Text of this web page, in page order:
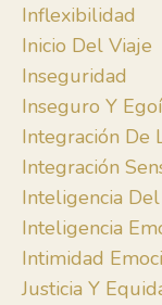
Inflexibilidad
Inicio Del Viaje
Inseguridad
Inseguro Y
Integración De
Integración
Inteligencia Del
Inteligencia
Intimidad
Justicia Y